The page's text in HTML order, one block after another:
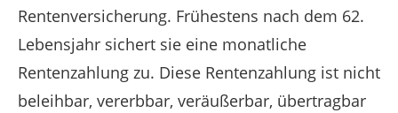
Rentenversicherung. Frühestens nach dem 62.
Lebensjahr sichert sie eine monatliche
Rentenzahlung zu. Diese Rentenzahlung ist nicht
beleihbar, vererbbar, veräußerbar, übertragbar